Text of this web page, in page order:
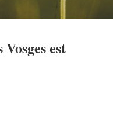
est